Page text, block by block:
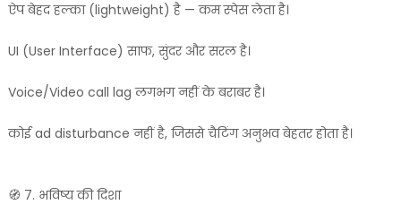
ऐप बेहद हल्का (lightweight) है — कम स्पेस लेता है।
UI (User Interface) साफ, सुंदर और सरल है।
Voice/Video call lag लगभग नहीं के बराबर है।
कोई ad disturbance नहीं है, जिससे चैटिंग अनुभव बेहतर होता है।
🧭 7. भविष्य की दिशा